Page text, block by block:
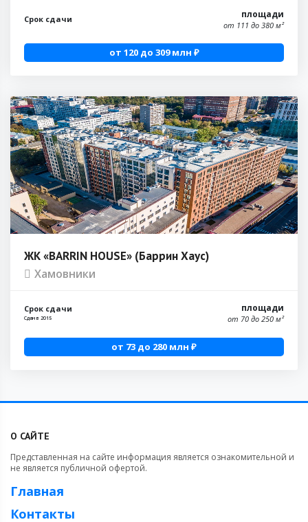
Срок сдачи площади
от 111 до 380 м²
от 120 до 309 млн ₽
ЖК «BARRIN HOUSE» (Баррин Хаус)
Хамовники
Срок сдачи
Сдан в 2015
площади
от 70 до 250 м²
от 73 до 280 млн ₽
О САЙТЕ
Представленная на сайте информация является ознакомительной и
не является публичной офертой.
Главная
Контакты